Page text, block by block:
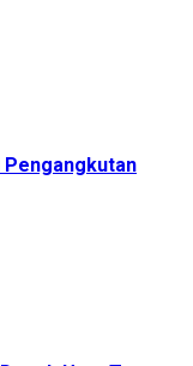
Pengangkutan